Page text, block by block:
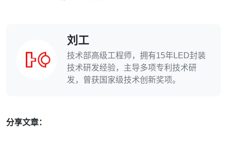
刘工
技术部高级工程师，拥有15年LED封装
技术研发经验，主导多项专利技术研
发，曾获国家级技术创新奖项。
分享文章：